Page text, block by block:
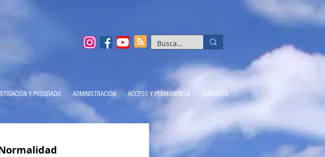
Cruz
Y POSGRADO ADMINISTRACIÓN ACCESO Y PERMANENCIA CONTACTO